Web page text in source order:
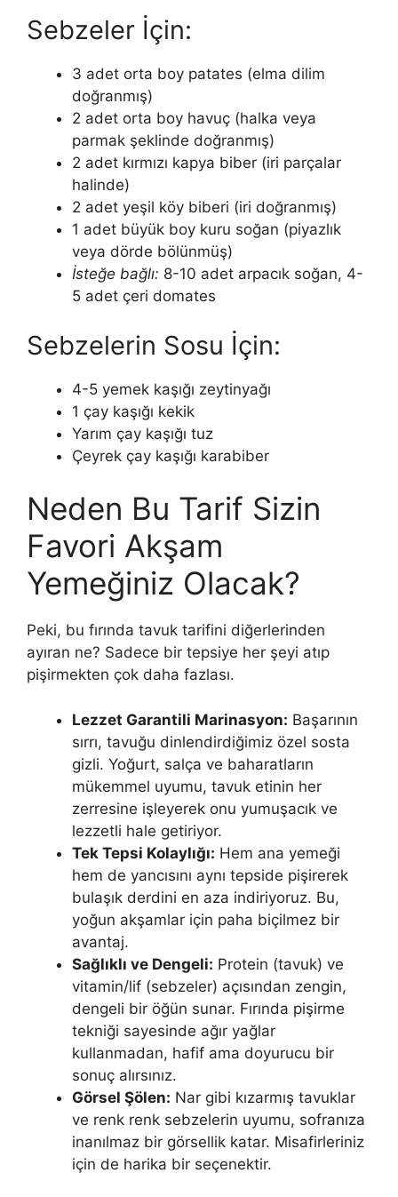
Sebzeler İçin:
3 adet orta boy patates (elma dilim
doğranmış)
2 adet orta boy havuç (halka veya
parmak şeklinde doğranmış)
2 adet kırmızı kapya biber (iri parçalar
halinde)
2 adet yeşil köy biberi (iri doğranmış)
1 adet büyük boy kuru soğan (piyazlık
veya dörde bölünmüş)
İsteğe bağlı: 8-10 adet arpacık soğan, 4-
5 adet çeri domates
Sebzelerin Sosu İçin:
4-5 yemek kaşığı zeytinyağı
1 çay kaşığı kekik
Yarım çay kaşığı tuz
Çeyrek çay kaşığı karabiber
Neden Bu Tarif Sizin
Favori Akşam
Yemeğiniz Olacak?
Peki, bu fırında tavuk tarifini diğerlerinden
ayıran ne? Sadece bir tepsiye her şeyi atıp
pişirmekten çok daha fazlası.
Lezzet Garantili Marinasyon: Başarının
sırrı, tavuğu dinlendirdiğimiz özel sosta
gizli. Yoğurt, salça ve baharatların
mükemmel uyumu, tavuk etinin her
zerresine işleyerek onu yumuşacık ve
lezzetli hale getiriyor.
Tek Tepsi Kolaylığı: Hem ana yemeği
hem de yancısını aynı tepside pişirerek
bulaşık derdini en aza indiriyoruz. Bu,
yoğun akşamlar için paha biçilmez bir
avantaj.
Sağlıklı ve Dengeli: Protein (tavuk) ve
vitamin/lif (sebzeler) açısından zengin,
dengeli bir öğün sunar. Fırında pişirme
tekniği sayesinde ağır yağlar
kullanmadan, hafif ama doyurucu bir
sonuç alırsınız.
Görsel Şölen: Nar gibi kızarmış tavuklar
ve renk renk sebzelerin uyumu, sofranıza
inanılmaz bir görsellik katar. Misafirleriniz
için de harika bir seçenektir.